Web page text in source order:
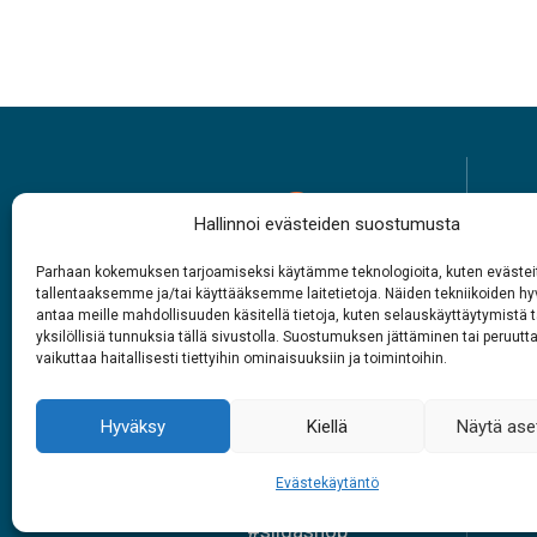
Hallinnoi evästeiden suostumusta
Parhaan kokemuksen tarjoamiseksi käytämme teknologioita, kuten
tallentaaksemme ja/tai käyttääksemme laitetietoja. Näiden tekniikoiden
antaa meille mahdollisuuden käsitellä tietoja, kuten selauskäyttäytymistä
yksilöllisiä tunnuksia tällä sivustolla. Suostumuksen jättäminen tai
vaikuttaa haitallisesti tiettyihin ominaisuuksiin ja toimintoihin.
Hyväksy Kiellä Näytä
Evästekäytäntö
Rabasáiggit
1.6. – 27.9.2026
Juohke beaivve
#siidainari
#siidashop